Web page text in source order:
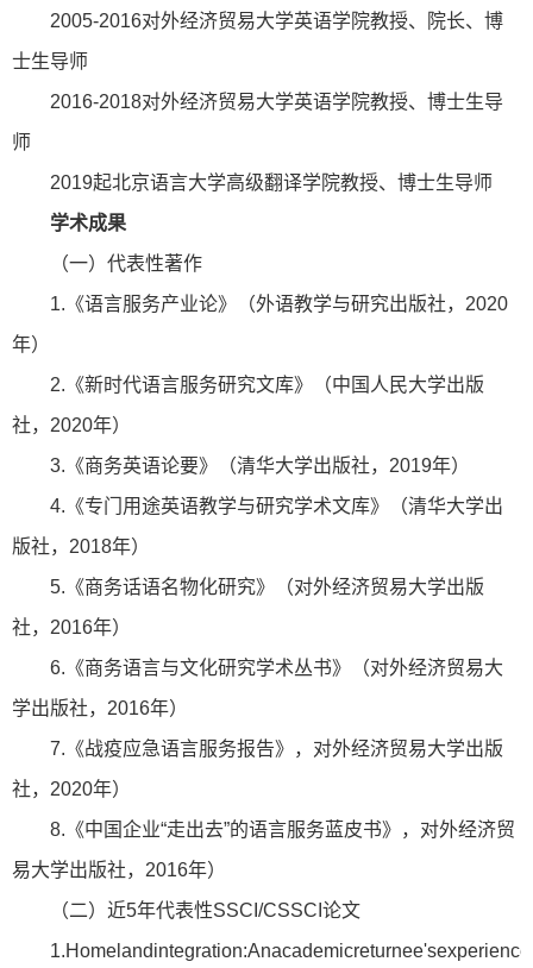
2005-2016对外经济贸易大学英语学院教授、院长、博
士生导师
2016-2018对外经济贸易大学英语学院教授、博士生导
师
2019起北京语言大学高级翻译学院教授、博士生导师
学术成果
（一）代表性著作
1.《语言服务产业论》（外语教学与研究出版社，2020
年）
2.《新时代语言服务研究文库》（中国人民大学出版
社，2020年）
3.《商务英语论要》（清华大学出版社，2019年）
4.《专门用途英语教学与研究学术文库》（清华大学出
版社，2018年）
5.《商务话语名物化研究》（对外经济贸易大学出版
社，2016年）
6.《商务语言与文化研究学术丛书》（对外经济贸易大
学出版社，2016年）
7.《战疫应急语言服务报告》，对外经济贸易大学出版
社，2020年）
8.《中国企业“走出去”的语言服务蓝皮书》，对外经济贸
易大学出版社，2016年）
（二）近5年代表性SSCI/CSSCI论文